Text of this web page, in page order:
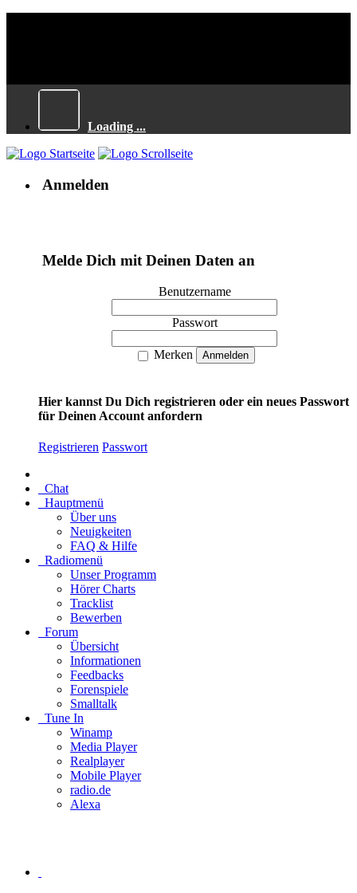
Loading ...
Anmelden
Melde Dich mit Deinen Daten an
Benutzername
Passwort
Merken
Hier kannst Du Dich registrieren oder ein neues Passwort
für Deinen Account anfordern
Registrieren Passwort
Chat
Hauptmenü
Über uns
Neuigkeiten
FAQ & Hilfe
Radiomenü
Unser Programm
Hörer Charts
Tracklist
Bewerben
Forum
Übersicht
Informationen
Feedbacks
Forenspiele
Smalltalk
Tune In
Winamp
Media Player
Realplayer
Mobile Player
radio.de
Alexa